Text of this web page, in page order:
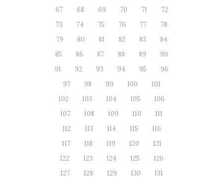
67
68 69 70 71
72
73
74 75 76 77
78
79
80 81 82 83
84
85
86 87 88 89
90
91
92 93 94 95
96
97
98 99 100
101
102
103 104 105
106
107
108 109 110
111
112
113 114 115
116
117
118 119 120
121
122
123 124 125
126
127
128 129 130
131